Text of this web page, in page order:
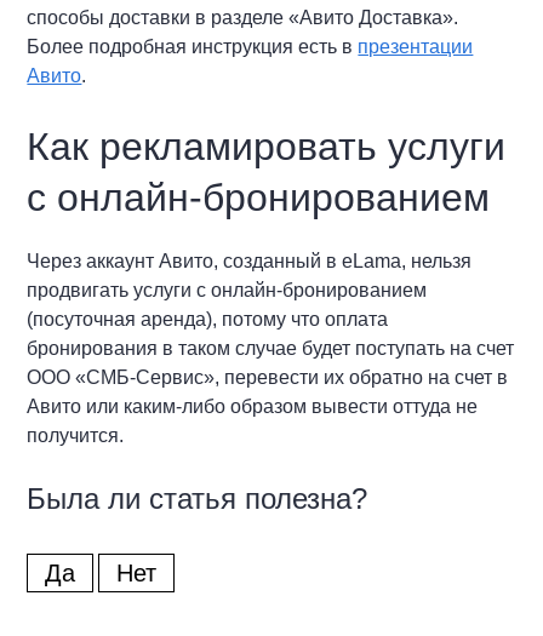
способы доставки в разделе «Авито Доставка».
Более подробная инструкция есть в презентации
Авито.
Как рекламировать услуги
с онлайн-бронированием
Через аккаунт Авито, созданный в eLama, нельзя
продвигать услуги с онлайн-бронированием
(посуточная аренда), потому что оплата
бронирования в таком случае будет поступать на счет
ООО «СМБ-Сервис», перевести их обратно на счет в
Авито или каким-либо образом вывести оттуда не
получится.
Была ли статья полезна?
Да Нет